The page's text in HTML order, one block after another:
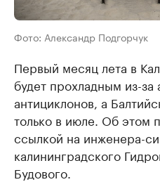
Фото: Александр Подгорчук
Первый месяц лета в
будет прохладным из-за
антициклонов, а
только в июле. Об этом
ссылкой на инженера-
калининградского
Будового.